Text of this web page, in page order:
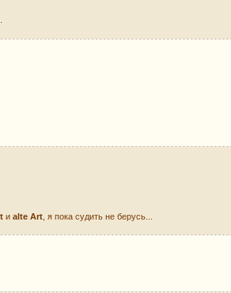
иalte Art , я пока судить не берусь...